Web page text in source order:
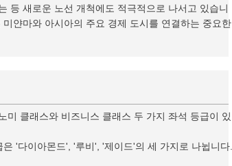
등 새로운 노선 개척에도 적극적으로 나서고 있습니
얀마와 아시아의 주요 경제 도시를 연결하는 중요한
클래스와 비즈니스 클래스 두 가지 좌석 등급이 있
'다이아몬드', '루비', '제이드'의 세 가지로 나뉩니다.